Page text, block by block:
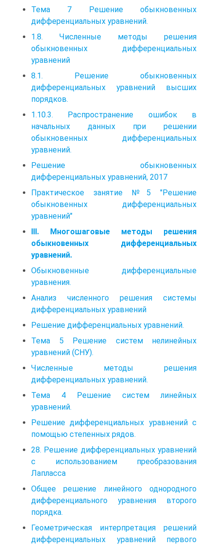
Тема 7 Решение обыкновенных
дифференциальных уравнений.
1.8. Численные методы решения
обыкновенных дифференциальных
уравнений
8.1. Решение обыкновенных
дифференциальных уравнений высших
порядков.
1.10.3. Распространение ошибок в
начальных данных при решении
обыкновенных дифференциальных
уравнений.
Решение обыкновенных
дифференциальных уравнений, 2017
Практическое занятие №5 "Решение
обыкновенных дифференциальных
уравнений"
III. Многошаговые методы решения
обыкновенных дифференциальных
уравнений.
Обыкновенные дифференциальные
уравнения.
Анализ численного решения системы
дифференциальных уравнений
Решение дифференциальных уравнений.
Тема 5 Решение систем нелинейных
уравнений (СНУ).
Численные методы решения
дифференциальных уравнений.
Тема 4 Решение систем линейных
уравнений.
Решение дифференциальных уравнений с
помощью степенных рядов.
28. Решение дифференциальных уравнений
с использованием преобразования
Лапласса
Общее решение линейного однородного
дифференциального уравнения второго
порядка.
Геометрическая интерпретация решений
дифференциальных уравнений первого